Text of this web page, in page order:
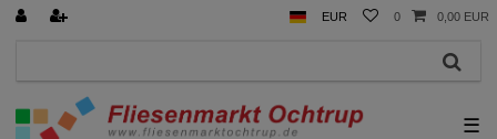
EUR 0 0,00 EUR
☰